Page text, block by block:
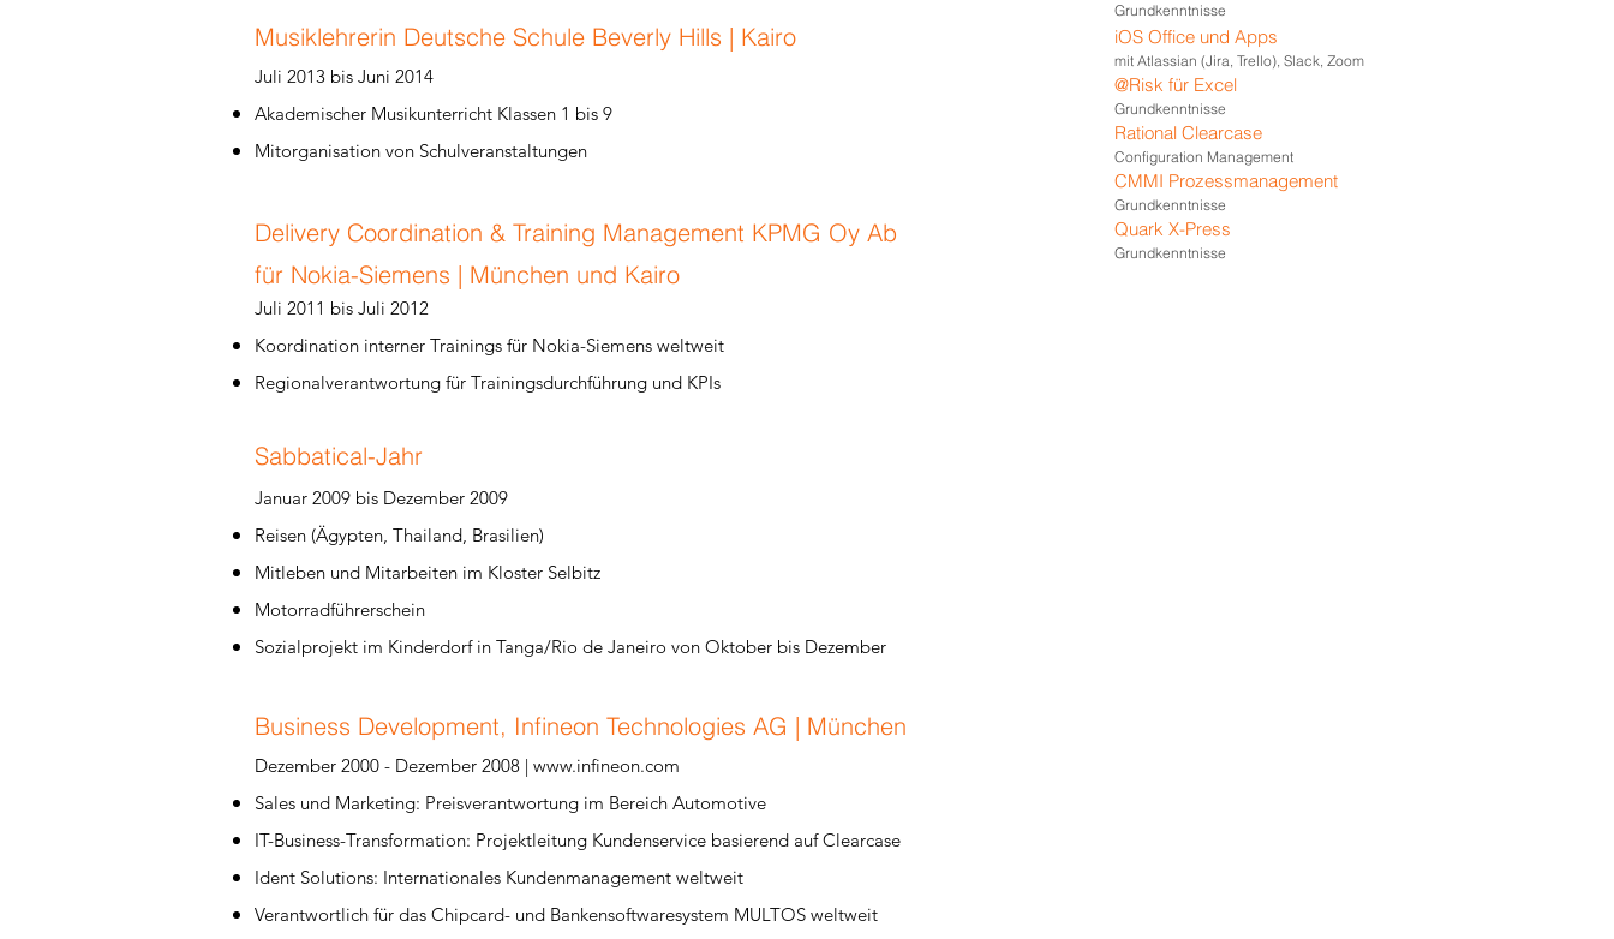
Musiklehrerin Deutsche Schule Beverly Hills | Kairo
​Juli 2013 bis Juni 2014
Akademischer Musikunterricht Klassen 1 bis 9
Mitorganisation von Schulveranstaltungen
Delivery Coordination & Training Management KPMG Oy Ab
für Nokia-Siemens | München und Kairo
​Juli 2011 bis Juli 2012
Koordination interner Trainings für Nokia-Siemens weltweit
Regionalverantwortung für Trainingsdurchführung und KPIs
Sabbatical-Jahr
Januar 2009 bis Dezember 2009
Reisen (Ägypten, Thailand, Brasilien)
Mitleben und Mitarbeiten im Kloster Selbitz
Motorradführerschein
Sozialprojekt im Kinderdorf in Tanga/Rio de Janeiro von Oktober bis Dezember
Business Development, Infineon Technologies AG | München
Dezember 2000 - Dezember 2008 | www.infineon.com
Sales und Marketing: Preisverantwortung im Bereich Automotive
IT-Business-Transformation: Projektleitung Kundenservice basierend auf Clearcase
Ident Solutions: Internationales Kundenmanagement weltweit
Verantwortlich für das Chipcard- und Bankensoftwaresystem MULTOS weltweit
Grundkenntnisse
iOS Office und Apps
mit Atlassian (Jira, Trello), Slack, Zoom
@Risk für Excel
Grundkenntnisse
Rational Clearcase
Configuration Management
CMMI Prozessmanagement
Grundkenntnisse
Quark X-Press
Grundkenntnisse